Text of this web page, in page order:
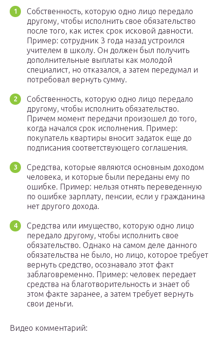
Собственность, которую одно лицо передало
другому, чтобы исполнить свое обязательство
после того, как истек срок исковой давности.
Пример: сотрудник 3 года назад устроился
учителем в школу. Он должен был получить
дополнительные выплаты как молодой
специалист, но отказался, а затем передумал и
потребовал вернуть сумму.
Собственность, которую одно лицо передало
другому, чтобы исполнить обязательство.
Причем момент передачи произошел до того,
когда начался срок исполнения. Пример:
покупатель квартиры вносит задаток еще до
подписания соответствующего соглашения.
Средства, которые являются основным доходом
человека, и которые были переданы ему по
ошибке. Пример: нельзя отнять переведенную
по ошибке зарплату, пенсии, если у гражданина
нет другого дохода.
Средства или имущество, которую одно лицо
передало другому, чтобы исполнить свое
обязательство. Однако на самом деле данного
обязательства не было, но лицо, которое требует
вернуть средство, осознавало этот факт
заблаговременно. Пример: человек передает
средства на благотворительность и знает об
этом факте заранее, а затем требует вернуть
свои деньги.
Видео комментарий: